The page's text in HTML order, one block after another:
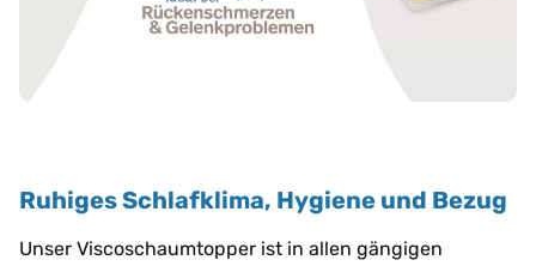
Ruhiges Schlafklima, Hygiene und Bezug
Unser Viscoschaumtopper ist in allen gängigen